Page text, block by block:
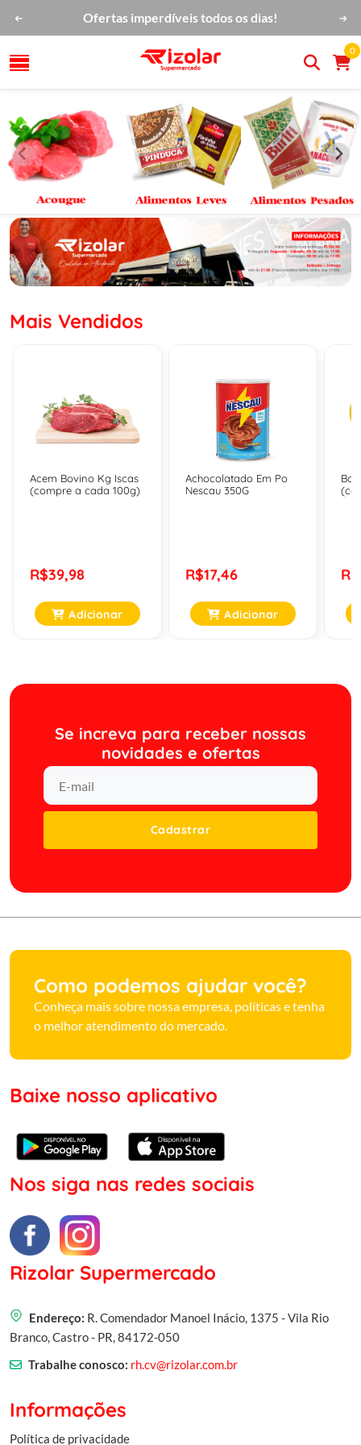
Ofertas imperdíveis todos os dias!
0
Mais Vendidos
Acem Bovino Kg Iscas
(compre a cada 100g)
R$39,98
Adicionar
Achocolatado Em Po
Nescau 350G
R$17,46
Adicionar
Se increva para receber nossas
novidades e ofertas
Cadastrar
Como podemos ajudar você?
Conheça mais sobre nossa empresa, políticas e tenha
o melhor atendimento do mercado.
Baixe nosso aplicativo
Nos siga nas redes sociais
Rizolar Supermercado
Endereço: R. Comendador Manoel Inácio, 1375 - Vila Rio
Branco, Castro - PR, 84172-050
Trabalhe conosco: rh.cv@rizolar.com.br
Informações
Política de privacidade